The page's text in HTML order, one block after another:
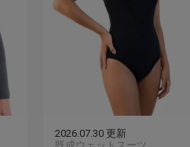
2026.07.30 更新